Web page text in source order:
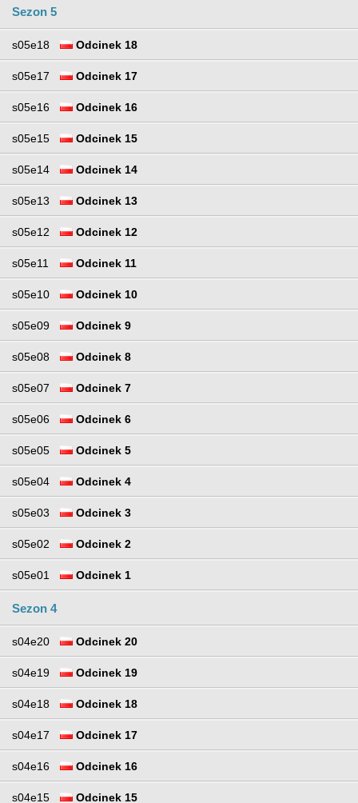
Sezon 5
s05e18 Odcinek 18
s05e17 Odcinek 17
s05e16 Odcinek 16
s05e15 Odcinek 15
s05e14 Odcinek 14
s05e13 Odcinek 13
s05e12 Odcinek 12
s05e11 Odcinek 11
s05e10 Odcinek 10
s05e09 Odcinek 9
s05e08 Odcinek 8
s05e07 Odcinek 7
s05e06 Odcinek 6
s05e05 Odcinek 5
s05e04 Odcinek 4
s05e03 Odcinek 3
s05e02 Odcinek 2
s05e01 Odcinek 1
Sezon 4
s04e20 Odcinek 20
s04e19 Odcinek 19
s04e18 Odcinek 18
s04e17 Odcinek 17
s04e16 Odcinek 16
s04e15 Odcinek 15